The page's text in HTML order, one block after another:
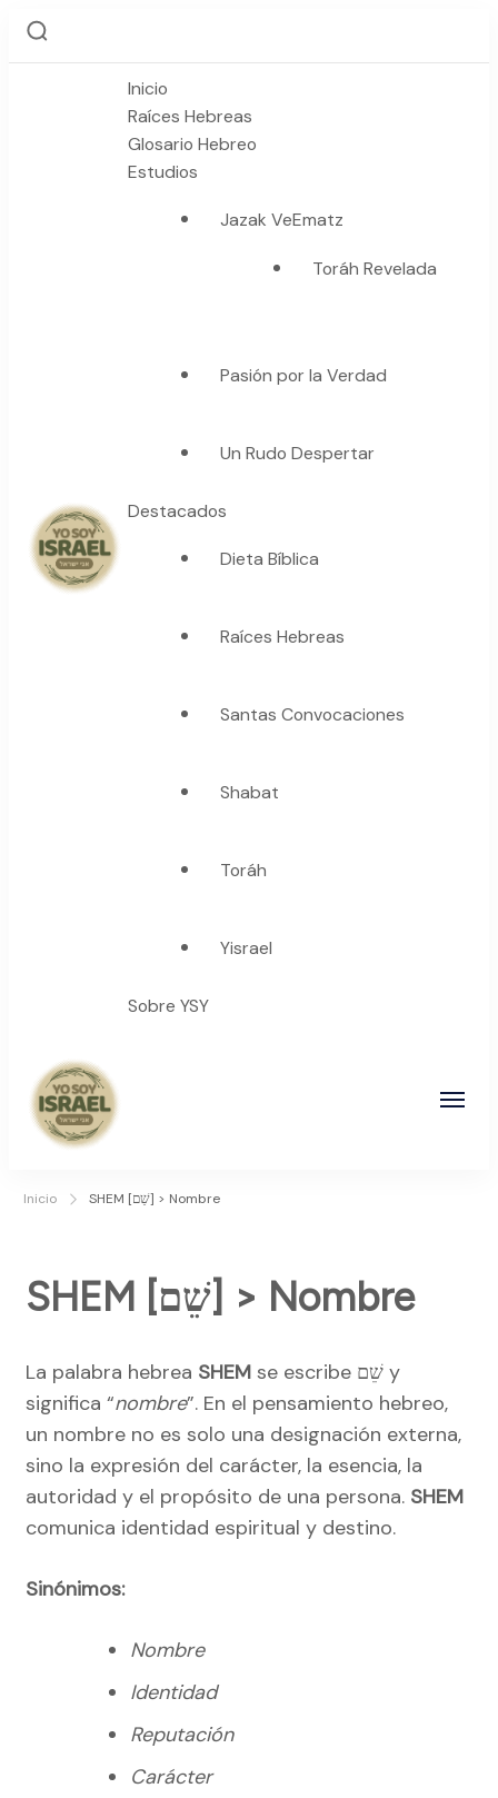
"La suma de tu palabra, es verdad"
Inicio
Raíces Hebreas
Glosario Hebreo
Estudios
Jazak VeEmatz
Toráh Revelada
Pasión por la Verdad
Un Rudo Despertar
Destacados
Dieta Bíblica
Raíces Hebreas
Santas Convocaciones
Shabat
Toráh
Yisrael
Sobre YSY
"La suma de tu palabra, es verdad"
Inicio SHEM [שֵׁם] > Nombre
SHEM [שֵׁם] > Nombre
La palabra hebrea SHEM se escribe שֵׁם y
significa “nombre”. En el pensamiento hebreo,
un nombre no es solo una designación externa,
sino la expresión del carácter, la esencia, la
autoridad y el propósito de una persona. SHEM
comunica identidad espiritual y destino.
Sinónimos:
Nombre
Identidad
Reputación
Carácter